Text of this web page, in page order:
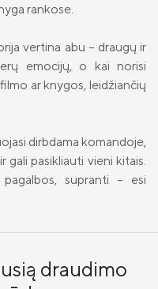
Muravskis
Petrauskas
Vaicekavičiūtė
Judickienė
Čičinskienė
Kilkus
rankose.
vertina abu – draugų ir
emocijų, o kai norisi
ar knygos, leidžiančių
dirbdama komandoje,
gali pasikliauti vieni kitais.
supranti – esi
draudimo